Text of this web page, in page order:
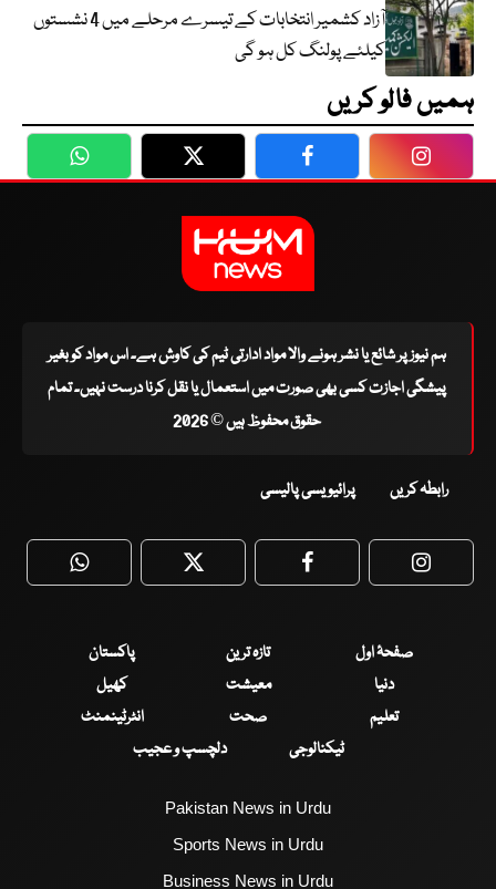
آزاد کشمیر انتخابات کے تیسرے مرحلے میں 4 نشستوں
کیلئے پولنگ کل ہو گی
ہمیں فالو کریں
WhatsApp Twitter Facebook
ہم نیوز پر شائع یا نشر ہونے والا مواد ادارتی ٹیم کی کاوش ہے۔ اس مواد کو بغیر
پیشگی اجازت کسی بھی صورت میں استعمال یا نقل کرنا درست نہیں۔ تمام
حقوق محفوظ ہیں © 2026
رابطہ کریں پرائیویسی پالیسی
WhatsApp Twitter Facebook
صفحۂ اول تازہ ترین
پاکستان
دنیا
معیشت
کھیل
تعلیم
صحت
انٹرٹینمنٹ
ٹیکنالوجی
دلچسپ و عجیب
Pakistan News in Urdu
Sports News in Urdu
Business News in Urdu